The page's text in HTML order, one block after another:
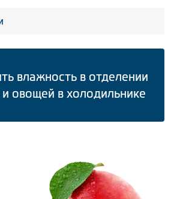
техника
влажность в отделении
овощей в холодильнике